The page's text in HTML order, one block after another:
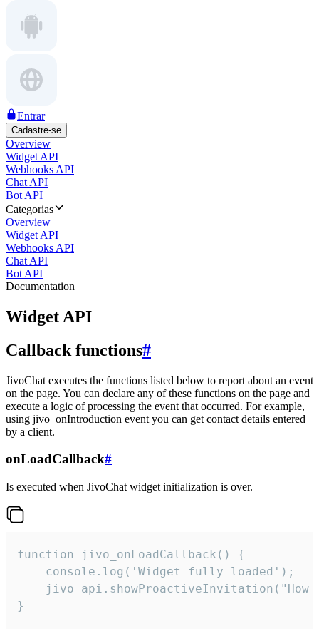
Entrar
Cadastre-se
Overview
Widget API
Webhooks API
Chat API
Bot API
Categorias
Overview
Widget API
Webhooks API
Chat API
Bot API
Documentation
Widget API
Callback functions#
JivoChat executes the functions listed below to report about an event
on the page. You can declare any of these functions on the page and
execute a logic of processing the event that occurred. For example,
using jivo_onIntroduction event you can get contact details entered
by a client.
onLoadCallback#
Is executed when JivoChat widget initialization is over.
function jivo_onLoadCallback() {
    console.log('Widget fully loaded');
jivo_api.showProactiveInvitation("How
}